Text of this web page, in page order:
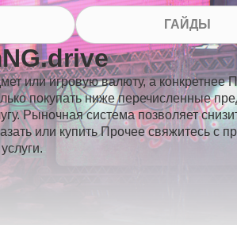
ГАЙДЫ
или игровую валюту, а конкретнее
покупать ниже перечисленные
Рыночная система позволяет
или купить Прочее свяжитесь с